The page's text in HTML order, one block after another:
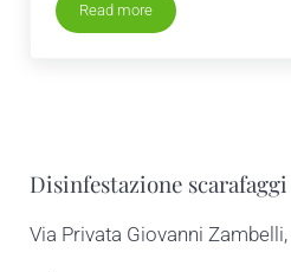
Read morePulizia e sanificazione
Disinfestazione
Via Privata Giovanni